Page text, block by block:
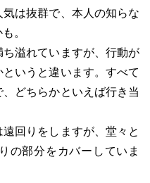
は抜群で、本人の知らな
。
溢れていますが、行動が
いうと違います。すべて
どちらかといえば行き当
回りをしますが、堂々と
の部分をカバーしていま